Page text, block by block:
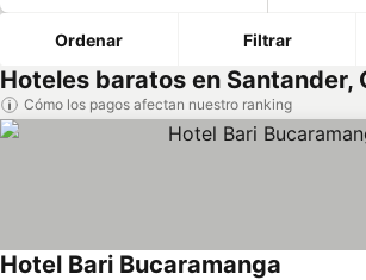
Ordenar Filtrar
Hoteles baratos en Santander,
Cómo los pagos afectan nuestro ranking
Hotel Bari Bucaramanga